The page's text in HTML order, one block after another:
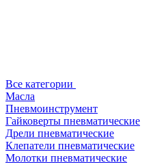
Все категории
Масла
Пневмоинструмент
Гайковерты пневматические
Дрели пневматические
Клепатели пневматические
Молотки пневматические